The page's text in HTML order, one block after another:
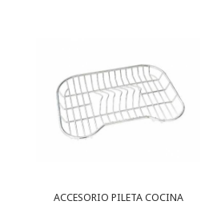
ACCESORIO PILETA COCINA